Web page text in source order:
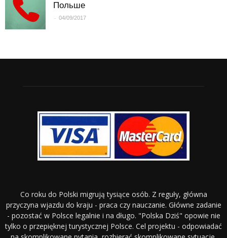
Польше
- 04/09/2017
Co roku do Polski migrują tysiące osób. Z reguły, główna
przyczyna wjazdu do kraju - praca czy nauczanie. Główne zadanie
- pozostać w Polsce legalnie i na długo. "Polska Dziś" opowie nie
tylko o przepięknej turystycznej Polsce. Cel projektu - odpowiadać